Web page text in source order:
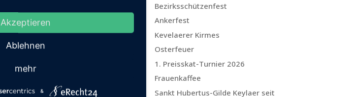
Bezirksschützenfest
Ankerfest
Kevelaerer Kirmes
Osterfeuer
1. Preisskat-Turnier 2026
Frauenkaffee
Sankt Hubertus-Gilde Keylaer seit
Akzeptieren
Ablehnen
mehr
&